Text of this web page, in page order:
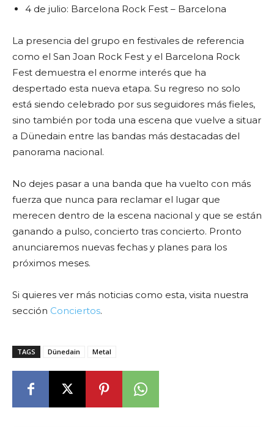
4 de julio: Barcelona Rock Fest – Barcelona
La presencia del grupo en festivales de referencia
como el San Joan Rock Fest y el Barcelona Rock
Fest demuestra el enorme interés que ha
despertado esta nueva etapa. Su regreso no solo
está siendo celebrado por sus seguidores más fieles,
sino también por toda una escena que vuelve a situar
a Dünedain entre las bandas más destacadas del
panorama nacional.
No dejes pasar a una banda que ha vuelto con más
fuerza que nunca para reclamar el lugar que
merecen dentro de la escena nacional y que se están
ganando a pulso, concierto tras concierto. Pronto
anunciaremos nuevas fechas y planes para los
próximos meses.
Si quieres ver más noticias como esta, visita nuestra
sección Conciertos.
TAGS Dünedain Metal